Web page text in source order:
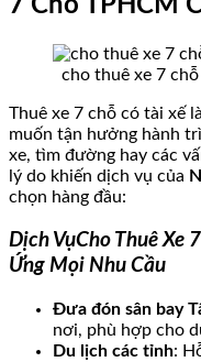
cho thuê xe 7
Thuê xe 7 chỗ có tài xế
muốn tận hưởng hành
xe, tìm đường hay các
lý do khiến dịch vụ của
chọn hàng đầu:
Dịch VụCho Thuê Xe
Ứng Mọi Nhu Cầu
Đưa đón sân bay
nơi, phù hợp cho
Du lịch các tỉnh: